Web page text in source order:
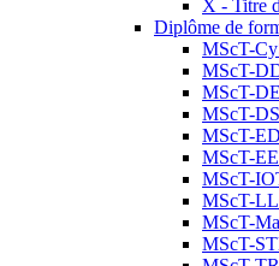
X - Titre
Diplôme de
MScT-
MScT-
MScT-
MScT-
MScT-
MScT-
MScT-
MScT-
MScT-
MScT-